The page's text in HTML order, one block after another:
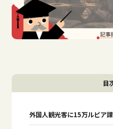
目
外国人観光客に15万ルピ